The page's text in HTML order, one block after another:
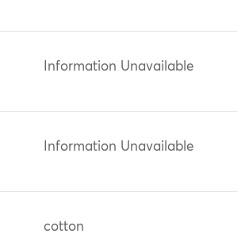
Information Unavailable
Information Unavailable
cotton